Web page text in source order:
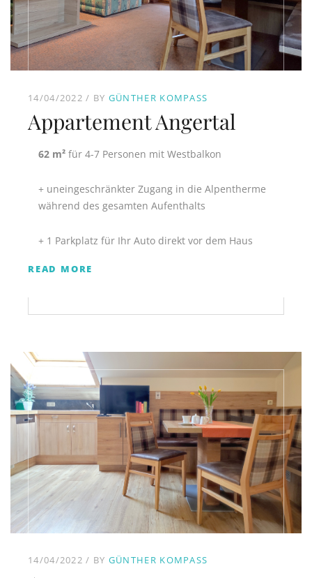
14/04/2022 BY GÜNTHER KOMPASS
Appartement Angertal
62 m² für 4-7 Personen mit Westbalkon
+ uneingeschränkter Zugang in die Alpentherme
während des gesamten Aufenthalts
+ 1 Parkplatz für Ihr Auto direkt vor dem Haus
READ MORE
14/04/2022 BY GÜNTHER KOMPASS